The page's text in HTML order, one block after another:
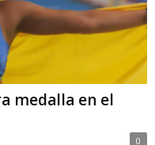
medalla en el
0